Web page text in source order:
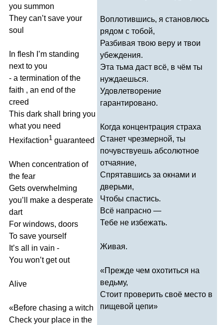
you summon
They can’t save your
soul
In flesh ’m standing
next to you
- a termination of the
faith , an end of the
creed
This dark shall bring you
what you need
Hexifaction1 guaranteed
When concentration of
the fear
Gets overwhelming
you’ make a desperate
dart
For windows, doors
To save yourself
It’s all in vain -
You won’t get out
Alive
«Before chasing a witch
Check your place in the
Воплотившись, я становлюсь
рядом с тобой,
Разбивая твою веру и твои
убеждения.
Эта тьма даст всё, в чём ты
нуждаешься.
Удовлетворение
гарантировано.
Когда концентрация страха
Станет чрезмерной, ты
почувствуешь абсолютное
отчаяние,
Спрятавшись за окнами и
дверьми,
Чтобы спастись.
Всё напрасно —
Тебе не избежать.
Живая.
«Прежде чем охотиться на
ведьму,
Стоит проверить своё место в
пищевой цепи»